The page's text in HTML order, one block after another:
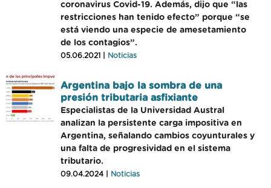
coronavirus Covid-19. Además, dijo que “las
restricciones han tenido efecto” porque “se
está viendo una especie de amesetamiento
de los contagios”.
05.06.2021 | Noticias
Argentina bajo la sombra de una
presión tributaria asfixiante
Especialistas de la Universidad Austral
analizan la persistente carga impositiva en
Argentina, señalando cambios coyunturales y
una falta de progresividad en el sistema
tributario.
09.04.2024 | Noticias